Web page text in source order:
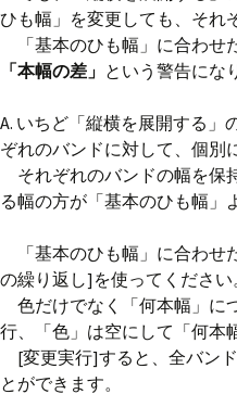
ひも幅」を変更しても、それ
「基本のひも幅」に合わせ
「本幅の差」 という警告にな
A. いちど「縦横を展開する」
ぞれのバンドに対して、個別
それぞれのバンドの幅を保
る幅の方が「基本のひも幅」
「基本のひも幅」に合わせ
の繰り返し]を使ってください
色だけでなく「何本幅」に
行、「色」は空にして「何本
[変更実行]すると、全バン
とができます。